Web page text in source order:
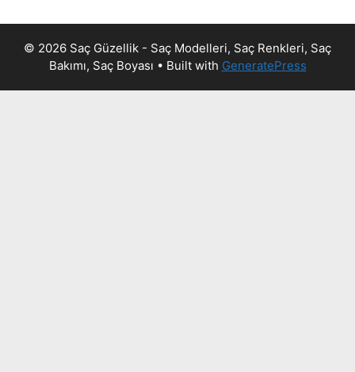
© 2026 Saç Güzellik - Saç Modelleri, Saç Renkleri, Saç
Bakımı, Saç Boyası • Built with GeneratePress